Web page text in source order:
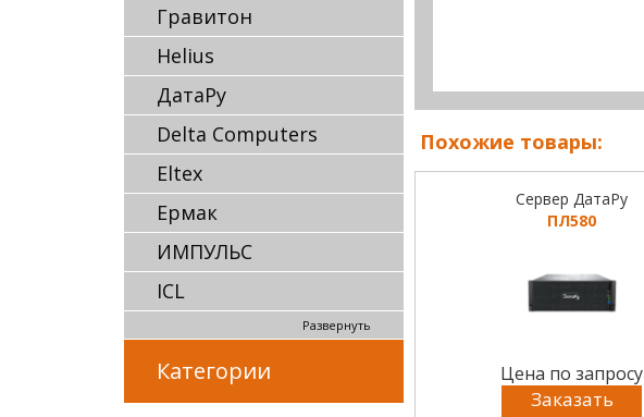
Гравитон
Helius
ДатаРу
Delta Computers
Eltex
Ермак
ИМПУЛЬС
ICL
Развернуть
Категории
Похожие товары:
Сервер ДатаРу
ПЛ580
Цена по запросу
Заказать